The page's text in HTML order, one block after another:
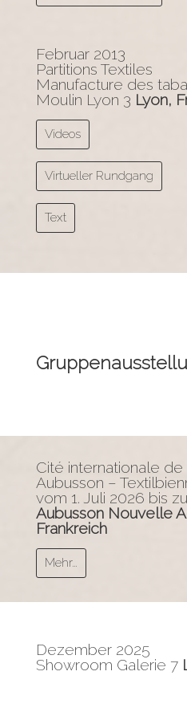
Februar 2013
Partitions Textiles
Manufacture des
Moulin Lyon 3 Lyon,
Videos
Virtueller Rundgang
Text
Cité internationale de
Aubusson –
vom 1. Juli 2026 bis
Aubusson Nouvelle
Frankreich
Mehr…
Dezember 2025
Showroom Galerie 7